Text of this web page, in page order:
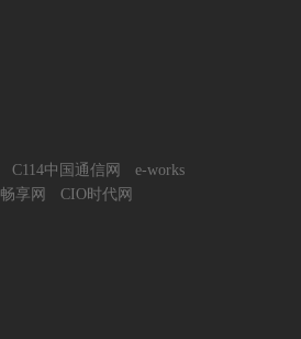
C114中国通信网
e-works
畅享网
CIO时代网